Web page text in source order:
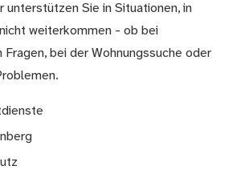
unterstützen Sie in Situationen, in
weiterkommen - ob bei
Fragen, bei der Wohnungssuche oder